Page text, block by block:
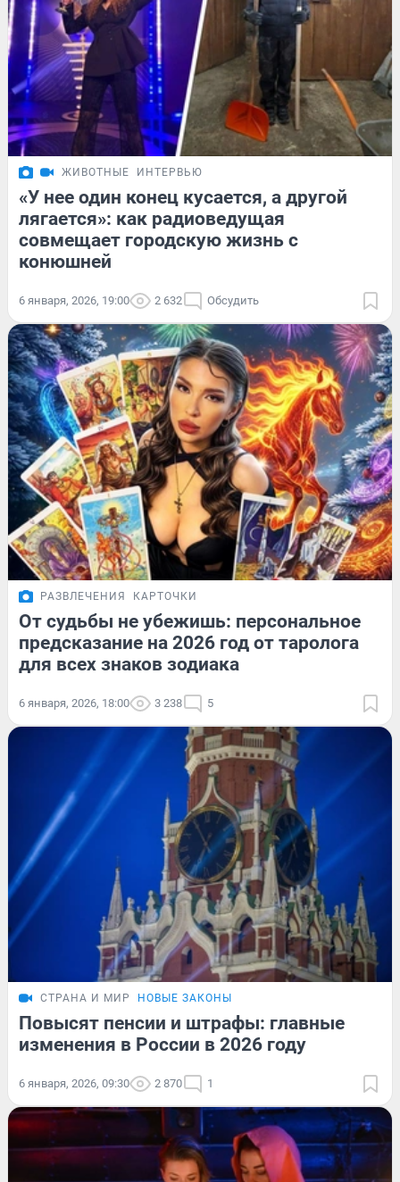
ЖИВОТНЫЕ ИНТЕРВЬЮ
«У нее один конец кусается, а другой
лягается»: как радиоведущая
совмещает городскую жизнь с
конюшней
6 января, 2026, 19:00 2 632 Обсудить
РАЗВЛЕЧЕНИЯ КАРТОЧКИ
От судьбы не убежишь: персональное
предсказание на 2026 год от таролога
для всех знаков зодиака
6 января, 2026, 18:00 3 238 5
СТРАНА И МИР НОВЫЕ ЗАКОНЫ
Повысят пенсии и штрафы: главные
изменения в России в 2026 году
6 января, 2026, 09:30 2 870 1